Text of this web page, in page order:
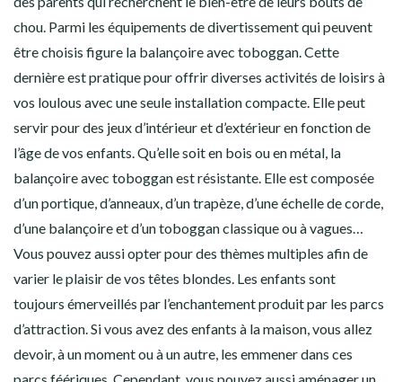
chou. Parmi les équipements de divertissement qui peuvent
être choisis figure la balançoire avec toboggan. Cette
dernière est pratique pour offrir diverses activités de loisirs à
vos loulous avec une seule installation compacte. Elle peut
servir pour des jeux d’intérieur et d’extérieur en fonction de
l’âge de vos enfants. Qu’elle soit en bois ou en métal, la
balançoire avec toboggan est résistante. Elle est composée
d’un portique, d’anneaux, d’un trapèze, d’une échelle de corde,
d’une balançoire et d’un toboggan classique ou à vagues…
Vous pouvez aussi opter pour des thèmes multiples afin de
varier le plaisir de vos têtes blondes. Les enfants sont
toujours émerveillés par l’enchantement produit par les parcs
d’attraction. Si vous avez des enfants à la maison, vous allez
devoir, à un moment ou à un autre, les emmener dans ces